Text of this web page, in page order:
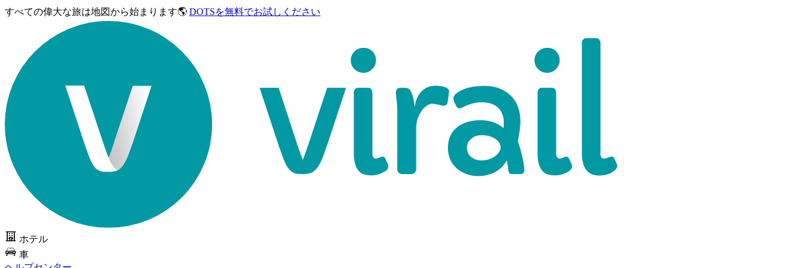
すべての偉大な旅は地図から始まります🌎 DOTSを無料でお試しください
ホテル
車